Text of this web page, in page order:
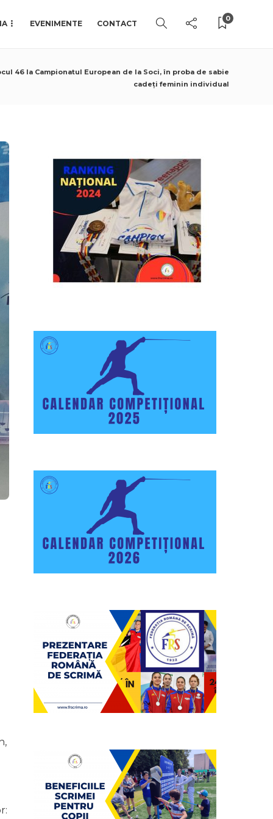
EVENIMENTE CONTACT
0
46 la Campionatul European de la Soci, în proba de sabie
cadeți feminin individual